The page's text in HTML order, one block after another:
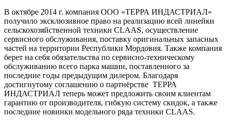
В октябре 2014 г. компания ООО «ТЕРРА ИНДАСТРИАЛ»
получило эксклюзивное право на реализацию всей линейки
сельскохозяйственной техники CLAAS, осуществление
сервисного обслуживания, поставку оригинальных запасных
частей на территории Республики Мордовия. Также компания
берет на себя обязательства по сервисно-техническому
обслуживанию всего парка машин, поставленного за
последние годы предыдущим дилером. Благодаря
достигнутому соглашению о партнёрстве ТЕРРА
ИНДАСТРИАЛ теперь может предложить своим клиентам
гарантию от производителя, гибкую систему скидок, а также
последние новинки модельного ряда техники CLAAS.